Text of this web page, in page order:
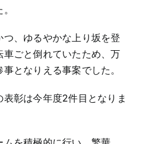
、ゆるやかな上り坂を登
車ごと倒れていたため、万
となりえる事案でした。
彰は今年度2件目となりま